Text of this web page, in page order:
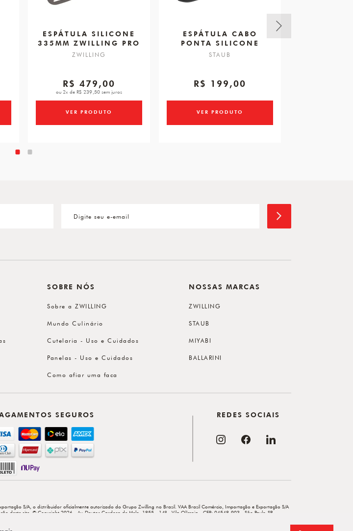
ESPÁTULA SILICONE
335MM ZWILLING PRO
ZWILLING
R$ 479,00
ou 2x de R$ 239,50 sem juros
VER PRODUTO
ESPÁTULA CABO
PONTA SILICONE
STAUB
R$ 199,00
VER PRODUTO
SOBRE NÓS
Sobre a ZWILLING
Mundo Culinário
Cutelaria - Uso e Cuidados
Panelas - Uso e Cuidados
Como afiar uma faca
NOSSAS MARCAS
ZWILLING
STAUB
MIYABI
BALLARINI
SEGUROS REDES SOCIAIS
S/A, o distribuidor oficialmente autorizado do Grupo Zwilling no Brasil. VAA Brasil Comércio, Importação e Exportação S/A
deste site. © Copyright 2026 - Av. Doutor Cardoso de Melo, 1855 - 14º - Vila Olímpia - CEP: 04548-903 - São Paulo-SP.